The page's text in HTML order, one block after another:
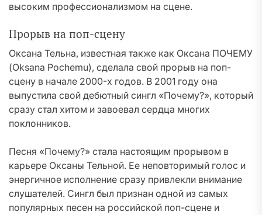
высоким профессионализмом на сцене.
Прорыв на поп-сцену
Оксана Тельна, известная также как Оксана ПОЧЕМУ
(Oksana Pochemu), сделала свой прорыв на поп-
сцену в начале 2000-х годов. В 2001 году она
выпустила свой дебютный сингл «Почему?», который
сразу стал хитом и завоевал сердца многих
поклонников.
Песня «Почему?» стала настоящим прорывом в
карьере Оксаны Тельной. Ее неповторимый голос и
энергичное исполнение сразу привлекли внимание
слушателей. Сингл был признан одной из самых
популярных песен на российской поп-сцене и